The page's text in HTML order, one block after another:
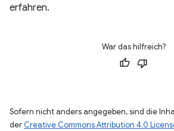
erfahren.
War das hilfreich?
Sofern nicht anders angegeben, sind die
der Creative Commons Attribution 4.0